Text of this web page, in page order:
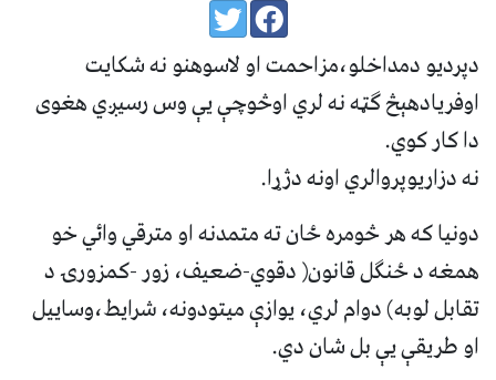
دپرديو دمداخلو،مزاحمت او لاسوهنو نه شکايت
اوفريادهېڅ ګټه نه لري اوڅوچې يې وس رسيږي هغوی
دا کار کوي.
نه دزاريوپروالري اونه دژړا.
دونيا که هر څومره ځان ته متمدنه او مترقي وائي خو
همغه د ځنګل قانون( دقوي-ضعيف، زور -کمزورۍ د
تقابل لوبه) دوام لري، يوازې ميتودونه، شرايط،وساييل
او طريقې يې بل شان دي.